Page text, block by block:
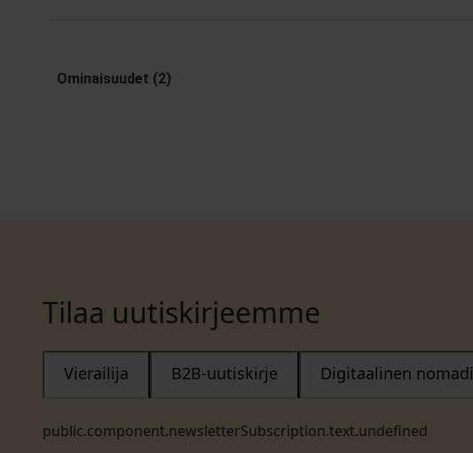
Ominaisuudet (2)
Tilaa uutiskirjeemme
public.component.newsletterSubscription.text.undefined
Vierailija B2B-uutiskirje Digitaalinen nomadi